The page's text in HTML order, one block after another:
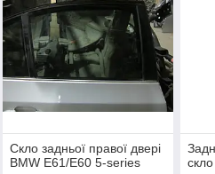
Скло задньої правої двері
BMW E61/Е60 5-series